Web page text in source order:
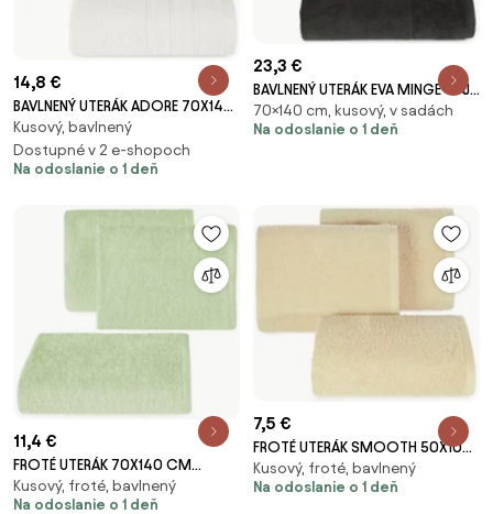
14,8 €
BAVLNENÝ UTERÁK ADORE 70X140
CM KRÉMOVÁ
Kusový, bavlnený
Dostupné v 2 e-shopoch
Na odoslanie o 1 deň
23,3 €
BAVLNENÝ UTERÁK EVA MINGE GAJA
70X140 CM ČIERNA
70×140 cm, kusový, v sadách
Na odoslanie o 1 deň
11,4 €
FROTÉ UTERÁK 70X140 CM
SVETLOZELENÁ
Kusový, froté, bavlnený
Na odoslanie o 1 deň
7,5 €
FROTÉ UTERÁK SMOOTH 50X100
CM BÉŽOVÁ
Kusový, froté, bavlnený
Na odoslanie o 1 deň